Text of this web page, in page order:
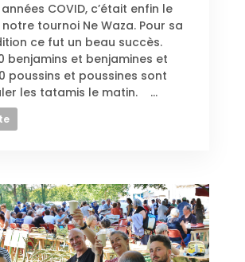
COVID, c’était enfin le
tournoi Ne Waza. Pour sa
ce fut un beau succès.
benjamins et benjamines et
poussins et poussines sont
les tatamis le matin. ...